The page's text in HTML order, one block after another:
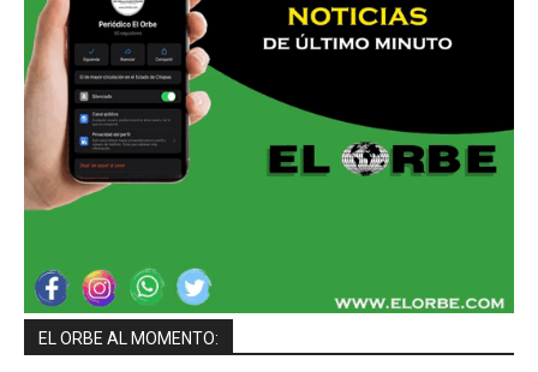
EL ORBE AL MOMENTO: